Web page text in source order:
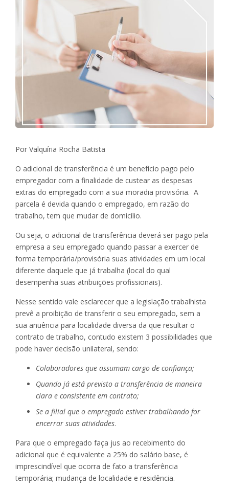
Por Valquíria Rocha Batista
O adicional de transferência é um benefício pago pelo
empregador com a finalidade de custear as despesas
extras do empregado com a sua moradia provisória. A
parcela é devida quando o empregado, em razão do
trabalho, tem que mudar de domicílio.
Ou seja, o adicional de transferência deverá ser pago pela
empresa a seu empregado quando passar a exercer de
forma temporária/provisória suas atividades em um local
diferente daquele que já trabalha (local do qual
desempenha suas atribuições profissionais).
Nesse sentido vale esclarecer que a legislação trabalhista
prevê a proibição de transferir o seu empregado, sem a
sua anuência para localidade diversa da que resultar o
contrato de trabalho, contudo existem 3 possibilidades que
pode haver decisão unilateral, sendo:
Colaboradores que assumam cargo de confiança;
Quando já está previsto a transferência de maneira
clara e consistente em contrato;
Se a filial que o empregado estiver trabalhando for
encerrar suas atividades.
Para que o empregado faça jus ao recebimento do
adicional que é equivalente a 25% do salário base, é
imprescindível que ocorra de fato a transferência
temporária; mudança de localidade e residência.